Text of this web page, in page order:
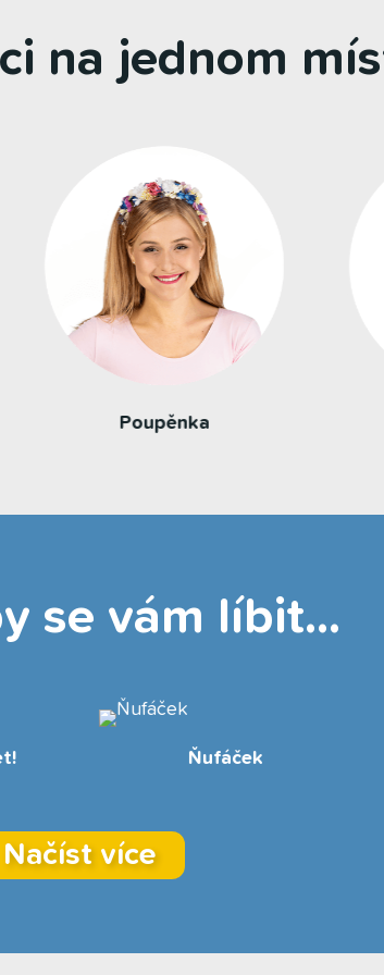
na jednom
Motýlik Huncúlik
se vám líbit...
Zábavné psaní
Načíst více